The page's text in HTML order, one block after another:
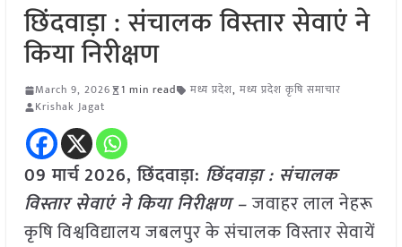
छिंदवाड़ा : संचालक विस्तार सेवाएं ने
किया निरीक्षण
March 9, 2026 1 min read मध्य प्रदेश, मध्य प्रदेश कृषि समाचार
Krishak Jagat
09 मार्च2026,छिंदवाड़ा: छिंदवाड़ा : संचालक
विस्तार सेवाएं ने किया निरीक्षण –जवाहर लाल नेहरू
कृषि विश्वविद्यालय जबलपुर के संचालक विस्तार सेवायें